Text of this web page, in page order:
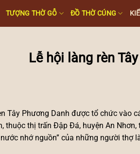
TƯỢNG THỜ GỖ ĐỒ THỜ CÚNG
Lễ hội làng rèn
Tây Phương Danh được tổ chức vào
thuộc thị trấn Đập Đá, huyện An
nhớ nguồn” của những người thợ